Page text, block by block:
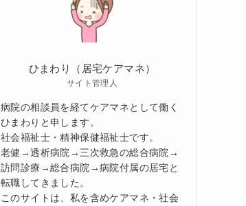
ひまわり（居宅ケアマネ）
サイト管理人
病院の相談員を経てケアマネとして働く
ひまわりと申します。
社会福祉士・精神保健福祉士です。
老健→透析病院→三次救急の総合病院→
訪問診療→総合病院→病院付属の居宅と
転職してきました。
このサイトは、私を含めケアマネ・社会